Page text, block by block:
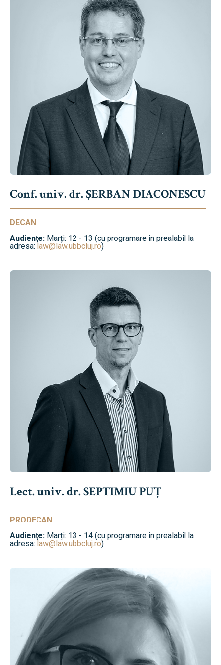
Conf. univ. dr. ȘERBAN DIACONESCU
DECAN
Audienţe: Marți: 12 - 13 (cu programare în prealabil la
adresa:law@law.ubbcluj.ro)
Lect. univ. dr. SEPTIMIU PUȚ
PRODECAN
Audienţe: Marți: 13 - 14 (cu programare în prealabil la
adresa:law@law.ubbcluj.ro)